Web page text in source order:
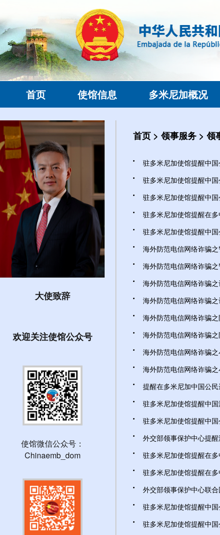
首页 使馆信息 多米尼加概况
大使致辞
欢迎关注使馆公众号
使馆微信公众号：
Chinaemb_dom
首页 >领事服务 >领
驻多米尼加使馆提醒中
驻多米尼加使馆提醒中
驻多米尼加使馆提醒中
驻多米尼加使馆提醒在
驻多米尼加使馆提醒中
海外防范电信网络诈骗
海外防范电信网络诈骗
海外防范电信网络诈骗
海外防范电信网络诈骗
海外防范电信网络诈骗
海外防范电信网络诈骗
海外防范电信网络诈骗
海外防范电信网络诈骗
提醒在多米尼加中国公
驻多米尼加使馆提醒中
驻多米尼加使馆提醒中
外交部领事保护中心提
驻多米尼加使馆提醒在
驻多米尼加使馆提醒在
外交部领事保护中心联
驻多米尼加使馆提醒中
驻多米尼加使馆提醒中